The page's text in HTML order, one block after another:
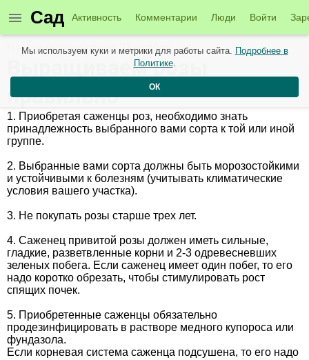
Сад Активность Комментарии Люди Войти
Новые материалы от 22 ноября
Выращиваем розы
правильно
1. Приобретая саженцы роз, необходимо знать
принадлежность выбранного вами сорта к той или иной
группе.
2. Выбранные вами сорта должны быть морозостойкими
и устойчивыми к болезням (учитывать климатические
условия вашего участка).
3. Не покупать розы старше трех лет.
4. Саженец привитой розы должен иметь сильные,
гладкие, разветвленные корни и 2-3 одревесневших
зеленых побега. Если саженец имеет один побег, то его
надо коротко обрезать, чтобы стимулировать рост
спящих почек.
5. Приобретенные саженцы обязательно
продезинфицировать в растворе медного купороса или
фундазола.
Если корневая система саженца подсушена, то его надо
Мы используем куки и метрики для работы сайта. Подробнее в
Политике.
ОК